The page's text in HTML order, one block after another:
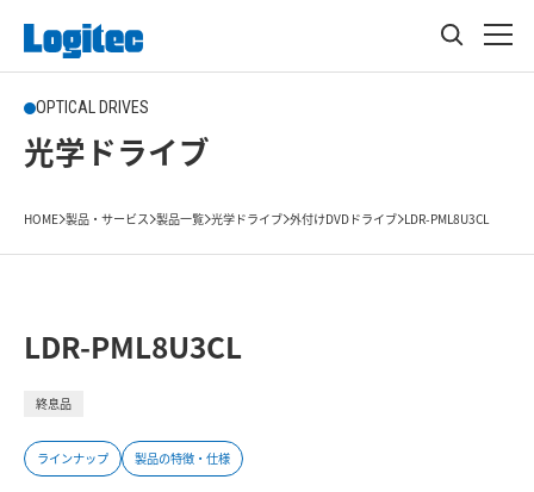
OPTICAL DRIVES
光学ドライブ
HOME 製品・サービス 製品一覧 光学ドライブ 外付けDVDドライブ LDR-PML8U3CL
LDR-PML8U3CL
終息品
ラインナップ 製品の特徴・仕様